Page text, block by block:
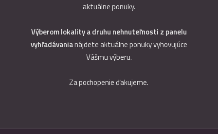
aktuálne ponuky.
Výberom lokality a druhu nehnuteľnosti z panelu
vyhľadávanianájdete aktuálne ponuky vyhovujúce
Vášmu výberu.
Za pochopenie ďakujeme.